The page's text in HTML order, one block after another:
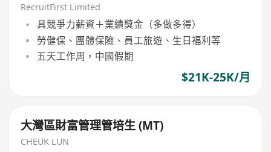
RecruitFirst Limited
具競爭力薪資＋業績獎金（多做多得）
勞健保、團體保險、員工旅遊、生日福利等
五天工作周，中國假期
$21K-25K/月
大灣區財富管理管培生 (MT)
CHEUK LUN